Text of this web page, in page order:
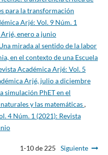
para la transformación
Arjé: Vol. 9 Núm. 1
enero a junio
mirada al sentido de la labor
en el contexto de una Escuela
Académica Arjé: Vol. 5
Arjé, julio a diciembre
simulación PhET en el
y las matemáticas,
4 Núm. 1 (2021): Revista
1-10 de 225 Siguiente